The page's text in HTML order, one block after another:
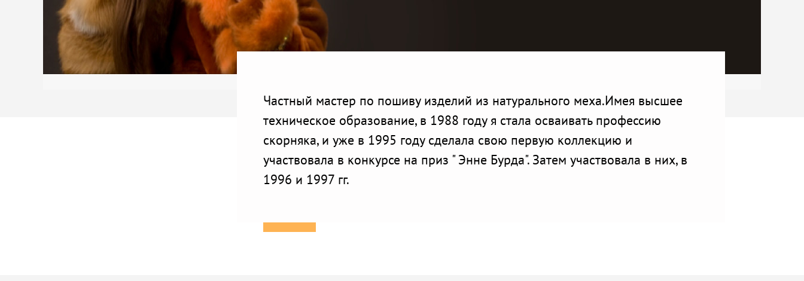
Частный мастер по пошиву изделий из натурального меха.Имея высшее
техническое образование, в 1988 году я стала осваивать профессию
скорняка, и уже в 1995 году сделала свою первую коллекцию и
участвовала в конкурсе на приз " Энне Бурда". Затем участвовала в них, в
1996 и 1997 гг.